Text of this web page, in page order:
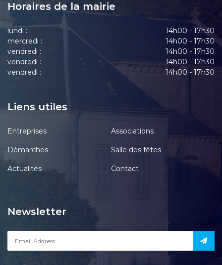
Horaires de la mairie
lundi :
14h00 - 17h30
mercredi :
14h00 - 17h30
vendredi :
14h00 - 17h30
vendredi :
14h00 - 17h30
vendredi :
14h00 - 17h30
Liens utiles
Entreprises Associations
Démarches Salle des fêtes
Actualités Contact
Newsletter